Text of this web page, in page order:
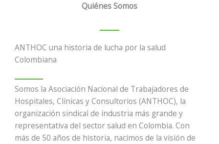
Quiénes Somos
ANTHOC una historia de lucha por la salud
Colombiana
Somos la Asociación Nacional de Trabajadores de
Hospitales, Clínicas y Consultorios (ANTHOC), la
organización sindical de industria más grande y
representativa del sector salud en Colombia. Con
más de 50 años de historia, nacimos de la visión de